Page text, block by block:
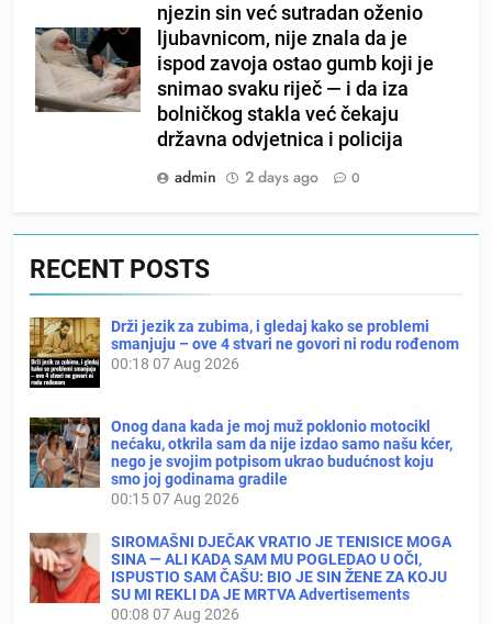
njezin sin već sutradan oženio
ljubavnicom, nije znala da je
ispod zavoja ostao gumb koji je
snimao svaku riječ — i da iza
bolničkog stakla već čekaju
državna odvjetnica i policija
admin
2 days ago 0
RECENT POSTS
Drži jezik za zubima, i gledaj kako se problemi
smanjuju – ove 4 stvari ne govori ni rodu rođenom
00:18 07 Aug 2026
Onog dana kada je moj muž poklonio motocikl
nećaku, otkrila sam da nije izdao samo našu kćer,
nego je svojim potpisom ukrao budućnost koju
smo joj godinama gradile
00:1507 Aug 2026
SIROMAŠNI DJEČAK VRATIO JE TENISICE MOGA
SINA — ALI KADA SAM MU POGLEDAO U OČI,
ISPUSTIO SAM ČAŠU: BIO JE SIN ŽENE ZA KOJU
SU MI REKLI DA JE MRTVA Advertisements
00:08 07 Aug 2026